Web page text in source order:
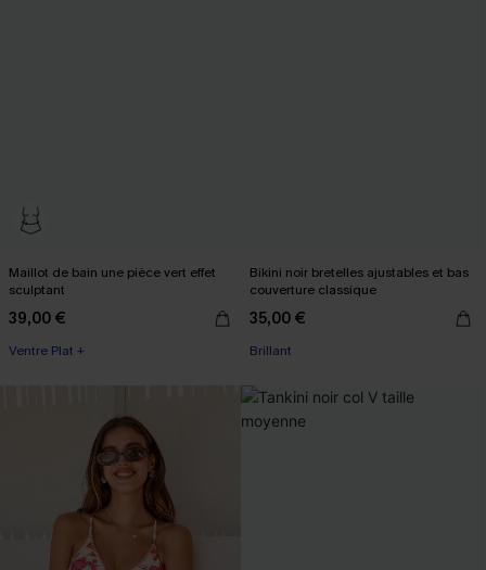
Maillot de bain une pièce vert effet
sculptant
39,00 €
Ventre Plat +
Bikini noir bretelles ajustables et bas
couverture classique
35,00 €
Brillant